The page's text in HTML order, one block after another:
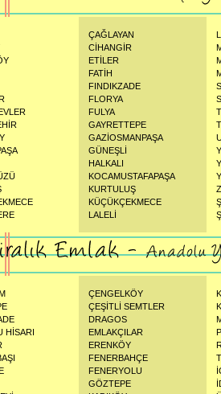
ÇAĞLAYAN
CİHANGİR
ETİLER
FATİH
FINDIKZADE
FLORYA
FULYA
GAYRETTEPE
GAZİOSMANPAŞA
GÜNEŞLİ
HALKALI
KOCAMUSTAFAPAŞA
KURTULUŞ
KÜÇÜKÇEKMECE
LALELİ
HİSARI
ÇENGELKÖY
ÇEŞİTLİ SEMTLER
DRAGOS
EMLAKÇILAR
ERENKÖY
FENERBAHÇE
FENERYOLU
GÖZTEPE